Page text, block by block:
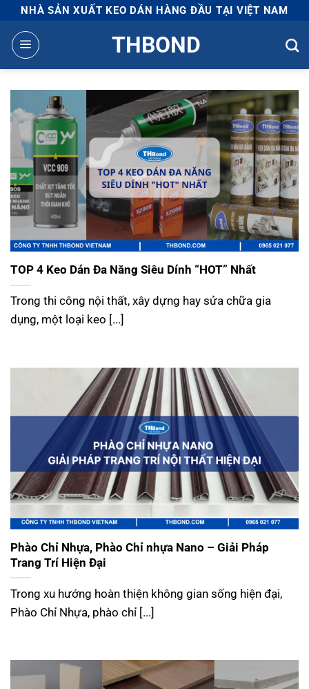
qua
nội
NHÀ SẢN XUẤT KEO DÁN HÀNG ĐẦU TẠI VIỆT NAM
THBOND
TOP 4 Keo Dán Đa Năng Siêu Dính “HOT” Nhất
Trong thi công nội thất, xây dựng hay sửa chữa gia
dụng, một loại keo [...]
Phào Chỉ Nhựa, Phào Chỉ nhựa Nano – Giải Pháp
Trang Trí Hiện Đại
Trong xu hướng hoàn thiện không gian sống hiện đại,
Phào Chỉ Nhựa, phào chỉ [...]